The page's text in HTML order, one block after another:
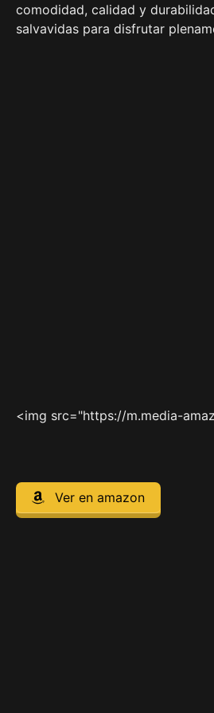
comodidad, calidad y
salvavidas para disfrutar
<img src="https://m.media-
Ver en amazon